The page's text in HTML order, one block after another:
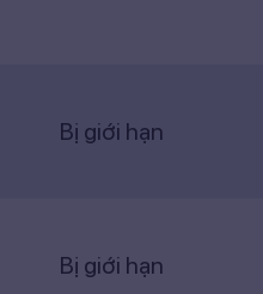
Bị giới hạn
Bị giới hạn